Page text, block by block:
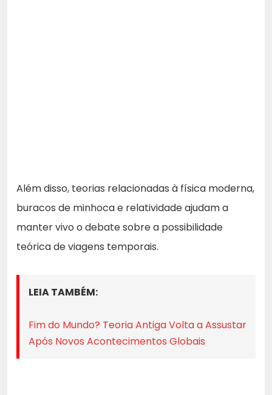
Além disso, teorias relacionadas à física moderna,
buracos de minhoca e relatividade ajudam a
manter vivo o debate sobre a possibilidade
teórica de viagens temporais.
LEIA TAMBÉM:
Fim do Mundo? Teoria Antiga Volta a Assustar
Após Novos Acontecimentos Globais